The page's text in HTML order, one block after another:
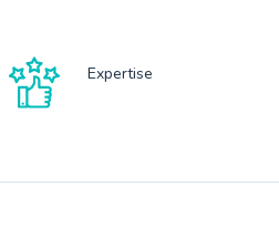
Expertise